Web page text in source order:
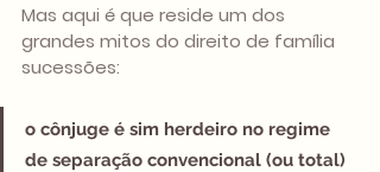
Mas aqui é que reside um dos
grandes mitos do direito de família
sucessões:
o cônjuge é sim herdeiro no regime
de separação convencional (ou total)